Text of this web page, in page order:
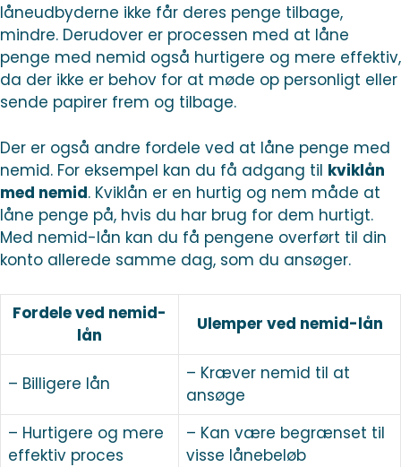
låneudbyderne ikke får deres penge tilbage,
mindre. Derudover er processen med at låne
penge med nemid også hurtigere og mere effektiv,
da der ikke er behov for at møde op personligt eller
sende papirer frem og tilbage.
Der er også andre fordele ved at låne penge med
nemid. For eksempel kan du få adgang til kviklån
med nemid. Kviklån er en hurtig og nem måde at
låne penge på, hvis du har brug for dem hurtigt.
Med nemid-lån kan du få pengene overført til din
konto allerede samme dag, som du ansøger.
Fordele ved nemid-
lån
Ulemper ved nemid-lån
– Billigere lån
– Kræver nemid til at
ansøge
– Hurtigere og mere
effektiv proces
– Kan være begrænset til
visse lånebeløb